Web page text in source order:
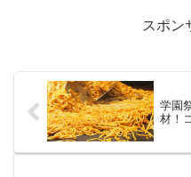
スポン
学園
材！